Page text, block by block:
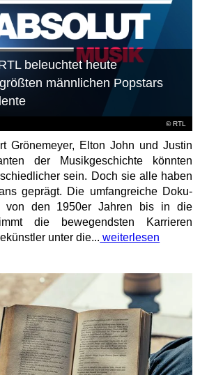
©RTL
beleuchtet heute
männlichen Popstars
Grönemeyer, Elton John und Justin
der Musikgeschichte könnten
sein. Doch sie alle haben
geprägt. Die umfangreiche Doku-
von den 1950er Jahren bis in die
die bewegendsten Karrieren
unter die... weiterlesen